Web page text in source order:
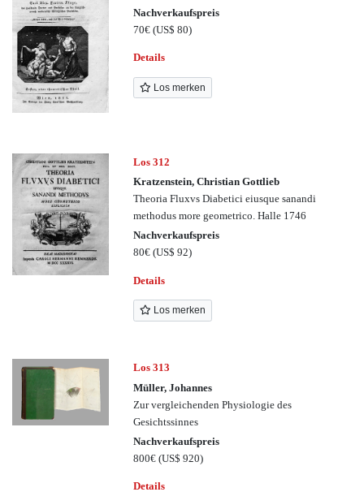
Nachverkaufspreis
70€(US$ 80)
Details
Los merken
Los 312
Kratzenstein, Christian Gottlieb
Theoria Fluxvs Diabetici eiusque sanandi
methodus more geometrico. Halle 1746
Nachverkaufspreis
80€(US$ 92)
Details
Los merken
Los 313
Müller, Johannes
Zur vergleichenden Physiologie des
Gesichtssinnes
Nachverkaufspreis
800€(US$ 920)
Details